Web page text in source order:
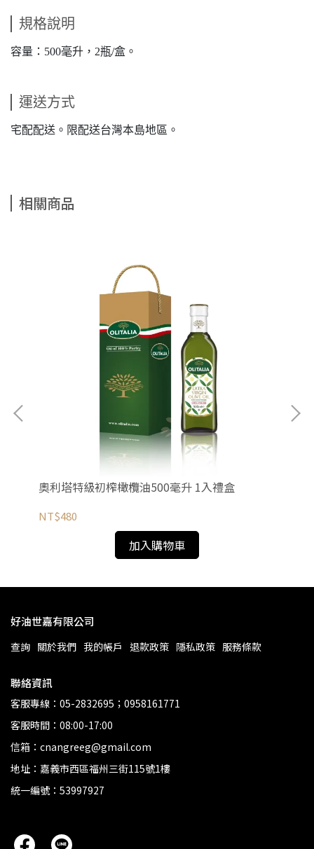
規格說明
容量：500毫升，2瓶/盒。
運送方式
宅配配送。限配送台灣本島地區。
相關商品
奧利塔特級初榨橄欖油500毫升 1入禮盒
NT$480
加入購物車
好油世嘉有限公司
查詢 關於我們 我的帳戶 退款政策 隱私政策 服務條款
聯絡資訊
客服專線：05-2832695；0958161771
客服時間：08:00-17:00
信箱：cnangreeg@gmail.com
地址：嘉義市西區福州三街115號1樓
統一編號：53997927